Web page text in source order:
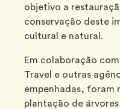
objetivo a
conservação deste
cultural e natural.
Em colaboração
Travel e outras
empenhadas, foram
plantação de